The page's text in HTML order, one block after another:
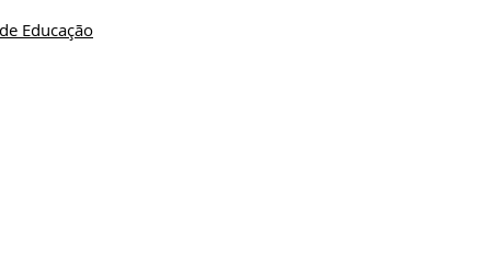
Educação